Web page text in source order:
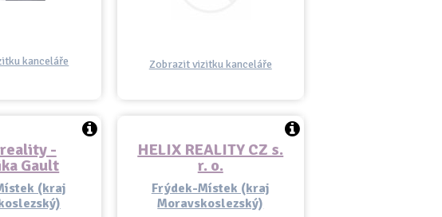
kanceláře Zobrazit vizitku kanceláře
-
Gault
(kraj
HELIX REALITY CZ s.
r. o.
Frýdek-Místek (kraj
Moravskoslezský)